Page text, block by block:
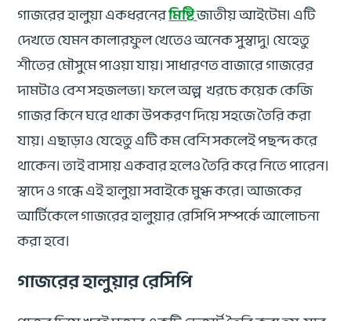
গাজরের হালুয়া একধরনেরমিষ্টিজাতীয় আইটেম। এটি
দেখতে যেমন কালারফুল খেতেও অনেক সুস্বাদু। যেহেতু
শীতের মৌসুমে পাওয়া যায়। সাধারণত বাজারে গাজরের
দামটাও বেশ সহজলভ্য। ফলে অল্প খরচে কয়েক কেজি
গাজর কিনে ঘরে থাকা উপকরণ দিয়ে সহজে তৈরি করা
যায়। এছাড়াও যেহেতু এটি কম বেশি সকলেই পছন্দ করে
থাকেন। তাই বাসায় একবার হলেও তৈরি করে নিতে পারেন।
স্বাদে ও গন্ধে এই হালুয়া সবাইকে মুগ্ধ করে। আজকের
আর্টিকেলে গাজরের হালুয়ার রেসিপি সম্পর্কে আলোচনা
করা হবে।
গাজরের হালুয়ার রেসিপি